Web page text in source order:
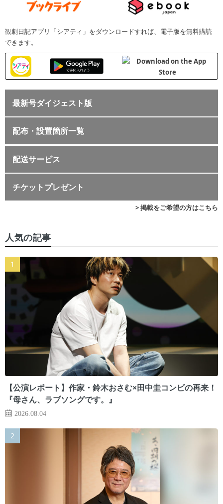
観劇日記アプリ「シアティ」をダウンロードすれば、電子版を無料購読
できます。
最新号ダイジェスト版
配布・設置箇所一覧
配送サービス
チケットプレゼント
> 掲載をご希望の方はこちら
人気の記事
【公演レポート】作家・鈴木おさむ×田中圭コンビの再来！
『母さん、ラブソングです。』
2026.08.04